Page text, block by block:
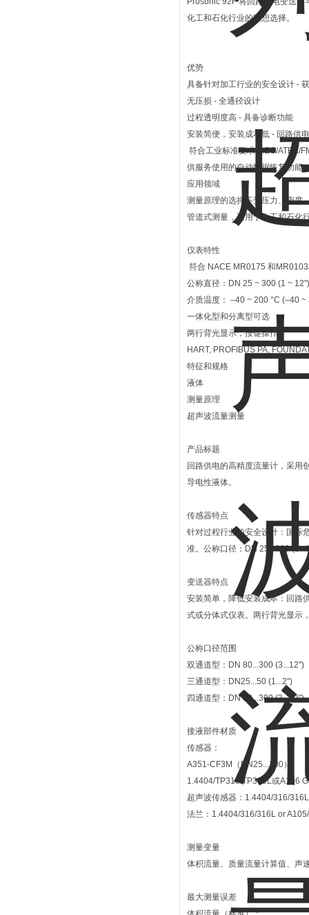
化工和石化行业的理想选择。
优势
具备针对加工行业的安全设计 -
无压损 - 全通径设计
过程透明度高 - 具备诊断功能
安装简便，安装成本低 - 回路供
符合工业标准要求 - IEC/ATEX/
供服务使用的自动数据恢复功能
应用领域
测量原理的选择不受压力、密度
管道式测量，适用于化工和石化
仪表特性
符合 NACE MR0175 和
公称直径：DN 25 ~ 300 (1 ~ 12")
介质温度： –40 ~ 200 °C (–40 ~
一体化型和分离型可选
两行背光显示，按键操作
HART, PROFIBUS PA,
特征和规格
液体
测量原理
超声波流量测量
产品标题
回路供电的高精度流量计，采用
导电性液体。
传感器特点
针对过程行业的安全设计：国际
准。公称口径：DN 25...300
变送器特点
安装简单，降低安装成本：回路
式或分体式仪表。两行背光显示
公称口径范围
双通道型：DN 80...300 (3...12")
三通道型：DN25...50 (1...2")
四通道型：DN 80...300 (3...12")
接液部件材质
传感器：
A351-CF3M（DN25...100）
1.4404/TP316/TP316L或A106
超声波传感器：1.4404/316/316L
法兰：1.4404/316/316L or
测量变量
体积流量、质量流量计算值、声
最大测量误差